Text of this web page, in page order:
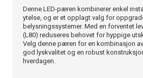
Denne LED-pæren kombinerer enkel
ytelse, og er et opplagt valg for
belysningssystemer. Med en forventet
(L80) reduseres behovet for hyppige
Velg denne pæren for en kombinasjon
god lyskvalitet og en robust
hverdagen.